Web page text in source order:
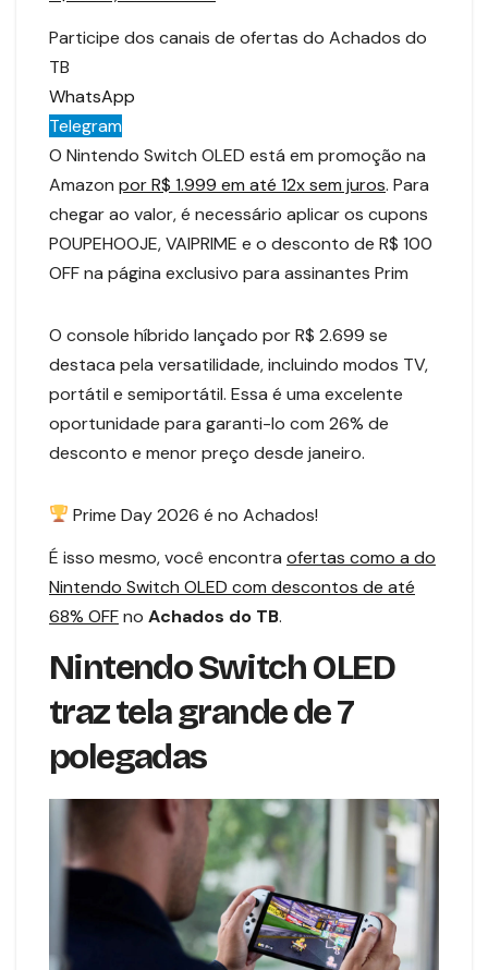
Participe dos canais de ofertas do Achados do
TB
WhatsApp
Telegram
O Nintendo Switch OLED está em promoção na
Amazon por R$ 1.999 em até 12x sem juros. Para
chegar ao valor, é necessário aplicar os cupons
POUPEHOOJE, VAIPRIME e o desconto de R$ 100
OFF na página exclusivo para assinantes Prim
O console híbrido lançado por R$ 2.699 se
destaca pela versatilidade, incluindo modos TV,
portátil e semiportátil. Essa é uma excelente
oportunidade para garanti-lo com 26% de
desconto e menor preço desde janeiro.
Prime Day 2026 é no Achados!
É isso mesmo, você encontra ofertas como a do
Nintendo Switch OLED com descontos de até
68% OFFno Achados do TB.
Nintendo Switch OLED
traz tela grande de 7
polegadas